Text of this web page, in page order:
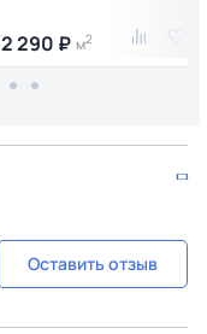
2 290 ₽ м2
Оставить отзыв